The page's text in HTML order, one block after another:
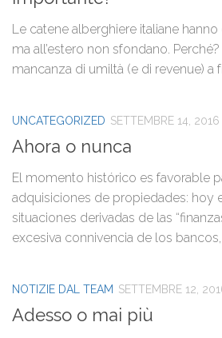
Le catene alberghiere italiane
ma all’estero non sfondano.
mancanza di umiltà (e di revenue) a
UNCATEGORIZED SETTEMBRE 14, 2016
Ahora o nunca
El momento histórico es favorable
adquisiciones de propiedades: hoy
situaciones derivadas de las
excesiva connivencia de los
NOTIZIE DAL TEAM SETTEMBRE 12,
Adesso o mai più